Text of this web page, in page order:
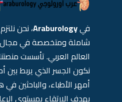
فيAraburology، نحن
شاملة ومتخصصة في مجال
العالم العربي. تأسست
نكون الجسر الذي يربط بين
أمهر الأطباء، والباحثين
بهدف الارتقاء بمستوى